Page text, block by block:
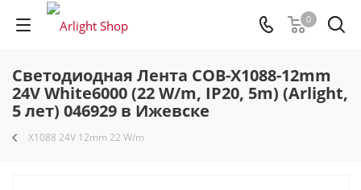
0
Светодиодная Лента COB-X1088-12mm
24V White6000 (22 W/m, IP20, 5m) (Arlight,
5 лет) 046929 в Ижевске
X1088 24V 12mm 22 W/m